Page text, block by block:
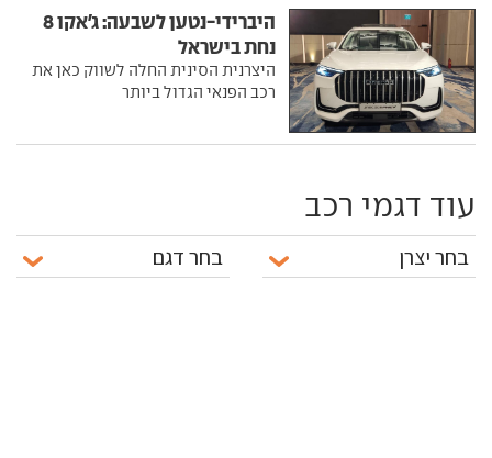
היברידי-נטען לשבעה: ג'אקו 8
נחת בישראל
היצרנית הסינית החלה לשווק כאן את
רכב הפנאי הגדול ביותר
עוד דגמי רכב